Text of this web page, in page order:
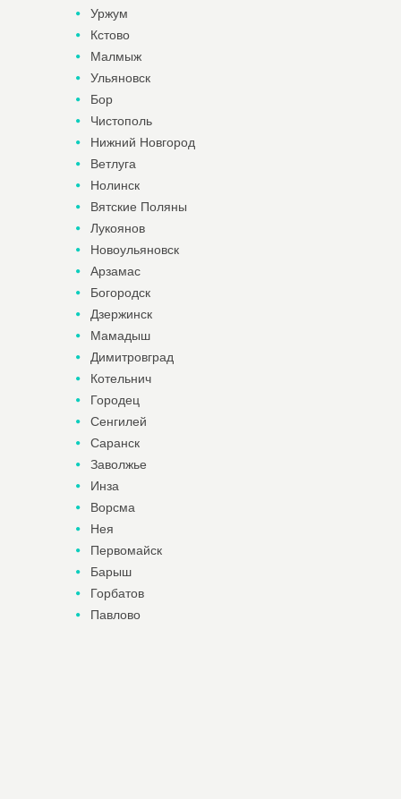
Уржум
Кстово
Малмыж
Ульяновск
Бор
Чистополь
Нижний Новгород
Ветлуга
Нолинск
Вятские Поляны
Лукоянов
Новоульяновск
Арзамас
Богородск
Дзержинск
Мамадыш
Димитровград
Котельнич
Городец
Сенгилей
Саранск
Заволжье
Инза
Ворсма
Нея
Первомайск
Барыш
Горбатов
Павлово